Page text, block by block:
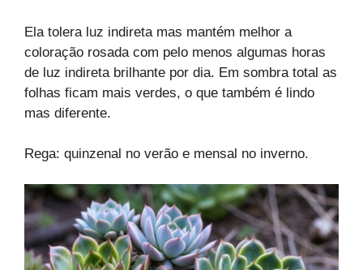
Ela tolera luz indireta mas mantém melhor a
coloração rosada com pelo menos algumas horas
de luz indireta brilhante por dia. Em sombra total as
folhas ficam mais verdes, o que também é lindo
mas diferente.
Rega: quinzenal no verão e mensal no inverno.